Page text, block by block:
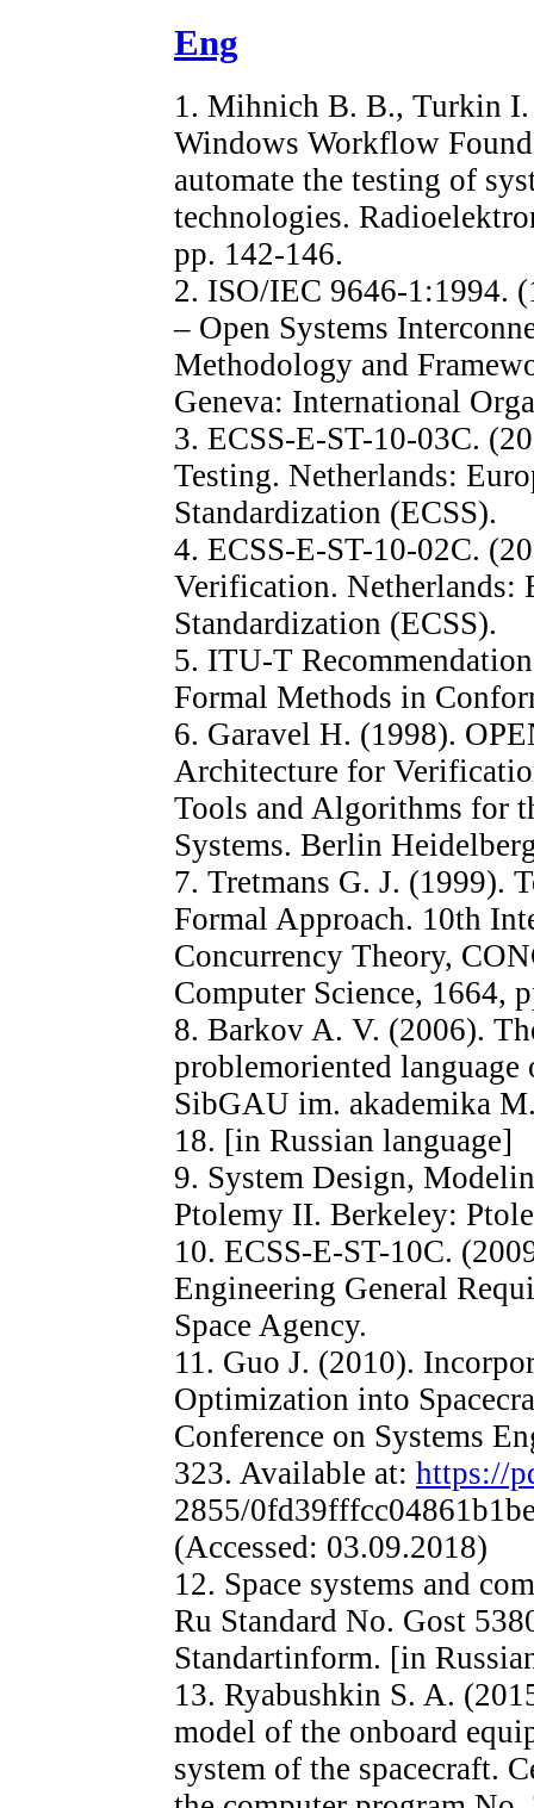
Eng
1. Mihnich B. B., Turkin
Windows Workflow
automate the testing of
technologies.
pp. 142-146.
2. ISO/IEC 9646-1:1994.
– Open Systems
Methodology and
Geneva: International
3. ECSS-E-ST-10-03C.
Testing. Netherlands:
Standardization (ECSS).
4. ECSS-E-ST-10-02C.
Verification. Netherlands:
Standardization (ECSS).
5. ITU-T
Formal Methods in
6. Garavel H. (1998).
Architecture for
Tools and Algorithms for
Systems. Berlin
7. Tretmans G. J. (1999).
Formal Approach. 10th
Concurrency Theory,
Computer Science, 1664,
8. Barkov A. V. (2006).
problemoriented
SibGAU im. akademika
18. [in Russian language]
9. System Design,
Ptolemy II. Berkeley:
10. ECSS-E-ST-10C.
Engineering General
Space Agency.
11. Guo J. (2010).
Optimization into
Conference on Systems
323. Available at: https://
2855/
(Accessed: 03.09.2018)
12. Space systems and
Ru Standard No. Gost
Standartinform. [in
13. Ryabushkin S. A.
model of the onboard
system of the spacecraft.